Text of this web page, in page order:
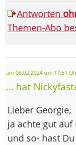
Antworten
Themen-Abo
am 08.02.2024 um 17:51
... hat
Lieber Georgie,
ja achte gut auf
und so- hast